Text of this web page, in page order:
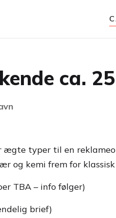
ca.
ægte typer til en
og kemi frem for
TBA – info følger)
brief)